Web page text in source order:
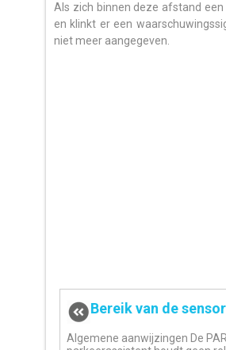
Als zich binnen deze afstand
en klinkt er een
niet meer aangegeven.
Bereik van de
Algemene aanwijzingen De